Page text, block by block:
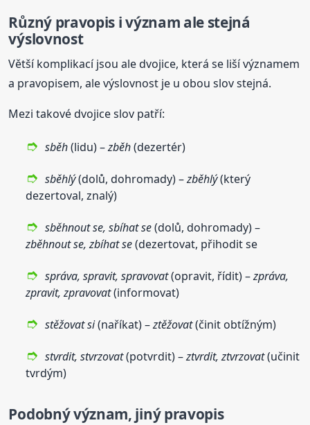
Různý pravopis i význam ale stejná
výslovnost
Větší komplikací jsou ale dvojice, která se liší významem
a pravopisem, ale výslovnost je u obou slov stejná.
Mezi takové dvojice slov patří:
sběh(lidu) –zběh(dezertér)
sběhlý(dolů, dohromady) –zběhlý(který
dezertoval, znalý)
sběhnout se, sbíhat se(dolů, dohromady) –
zběhnout se, zbíhat se(dezertovat, přihodit se
správa, spravit, spravovat(opravit, řídit) –zpráva,
zpravit, zpravovat(informovat)
stěžovat si(naříkat) –ztěžovat(činit obtížným)
stvrdit, stvrzovat(potvrdit) –ztvrdit, ztvrzovat(učinit
tvrdým)
Podobný význam, jiný pravopis